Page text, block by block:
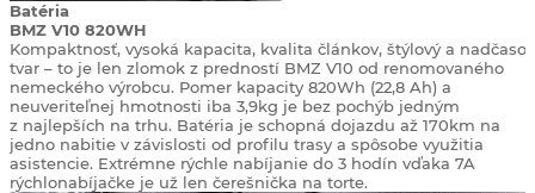
Batéria
BMZ V10 820WH
Kompaktnosť, vysoká kapacita, kvalita článkov, štýlový a
tvar – to je len zlomok z predností BMZ V10 od renomovaného
nemeckého výrobcu. Pomer kapacity 820Wh (22,8 Ah) a
neuveriteľnej hmotnosti iba 3,9kg je bez pochýb jedným
z najlepších na trhu. Batéria je schopná dojazdu až 170km na
jedno nabitie v závislosti od profilu trasy a spôsobe využitia
asistencie. Extrémne rýchle nabíjanie do 3 hodín vďaka 7A
rýchlonabíjačke je už len čerešnička na torte.